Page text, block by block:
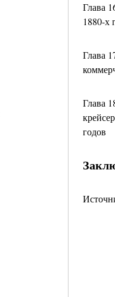
Глава
1880-х
Глава
Глава
годов